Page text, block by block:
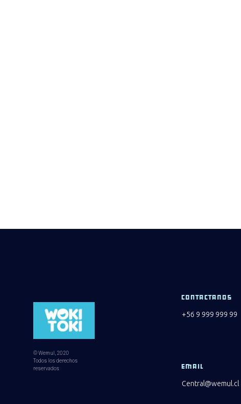
© Wemul, 2020
Todos los derechos
reservados
CONTACTANOS
+56 9 999 999 99
EMAIL
Central@wemul.cl